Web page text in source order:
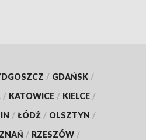
/ GDAŃSK /
/ KATOWICE / KIELCE /
/ ŁÓDŹ / OLSZTYN /
/ RZESZÓW /